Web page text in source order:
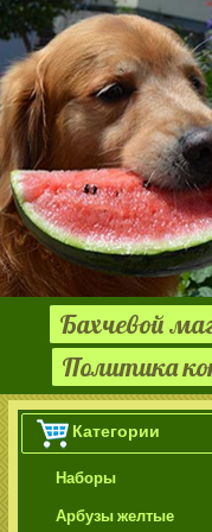
Бахчевой
Политика
Категории
Наборы
Арбузы желтые